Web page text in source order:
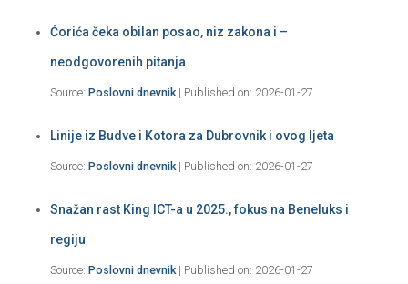
Ćorića čeka obilan posao, niz zakona i –
neodgovorenih pitanja
Source: Poslovni dnevnik Published on: 2026-01-27
Linije iz Budve i Kotora za Dubrovnik i ovog ljeta
Source: Poslovni dnevnik Published on: 2026-01-27
Snažan rast King ICT-a u 2025., fokus na Beneluks i
regiju
Source: Poslovni dnevnik Published on: 2026-01-27